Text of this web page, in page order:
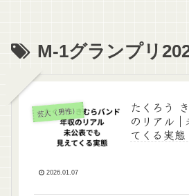
M-1グランプリ
芸人（男性）
たくろう
のリアル
てくる実態
2026.01.07